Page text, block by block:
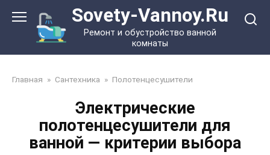
контенту
Sovety-Vannoy.Ru
Ремонт и обустройство ванной
комнаты
Главная » Сантехника » Полотенцесушители
Электрические
полотенцесушители для
ванной — критерии выбора